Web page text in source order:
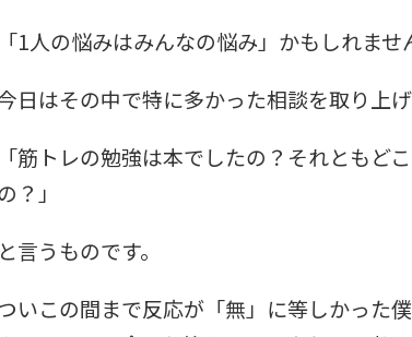
「1人の悩みはみんなの悩み」かもしれませ
日はその中で特に多かった相談を取り上
「筋トレの勉強は本でしたの？それともど
？」
と言うものです。
いこの間まで反応が「無」に等しかった